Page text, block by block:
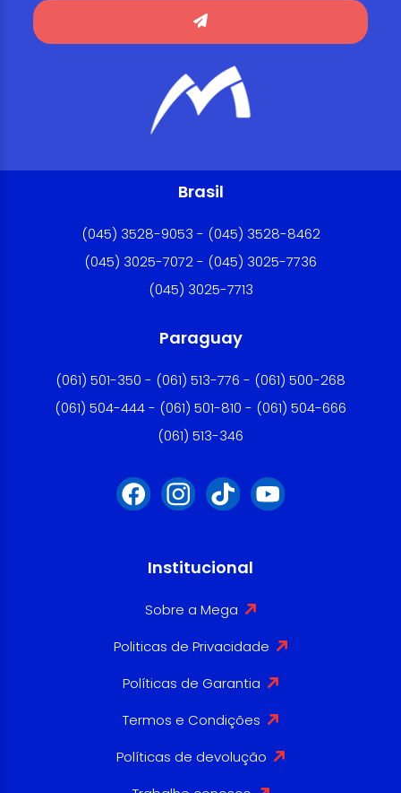
Brasil
(045) 3528-9053 - (045) 3528-8462
(045) 3025-7072 - (045) 3025-7736
(045) 3025-7713
Paraguay
(061) 501-350 - (061) 513-776 - (061) 500-268
(061) 504-444 - (061) 501-810 - (061) 504-666
(061) 513-346
Institucional
Sobre a Mega
Politicas de Privacidade
Políticas de Garantia
Termos e Condições
Políticas de devolução